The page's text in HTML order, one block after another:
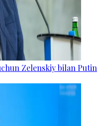
Zelenskiy bilan Putin